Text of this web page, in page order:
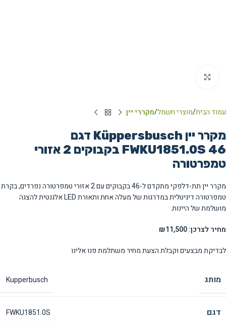
עמוד הבית מוצרי חשמל מקררי יין
מקרר יין Küppersbusch דגם
FWKU1851.0S 46 בקבוקים 2 אזורי
טמפרטורה
מקרר יין תת-דלפקי מתקדם ל-46 בקבוקים עם 2 אזורי טמפרטורה נפרדים, בקרת
טמפרטורה דיגיטלית במדרגות של מעלה אחת ותאורת LED אלגנטית להצגה
מושלמת של היינות.
מחיר לצרכן: ₪11,500
לבדיקת מבצעים וקבלת הצעת מחיר משתלמת פנו אלינו
מותג Kupperbusch
דגם FWKU1851.0S